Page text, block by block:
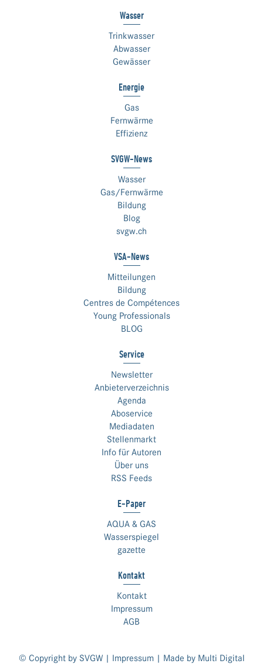
Wasser
Trinkwasser
Abwasser
Gewässer
Energie
Gas
Fernwärme
Effizienz
SVGW-News
Wasser
Gas/Fernwärme
Bildung
Blog
svgw.ch
VSA-News
Mitteilungen
Bildung
Centres de Compétences
Young Professionals
BLOG
Service
Newsletter
Anbieterverzeichnis
Agenda
Aboservice
Mediadaten
Stellenmarkt
Info für Autoren
Über uns
RSS Feeds
E-Paper
AQUA & GAS
Wasserspiegel
gazette
Kontakt
Kontakt
Impressum
AGB
© Copyright by SVGW | Impressum| Made by Multi Digital